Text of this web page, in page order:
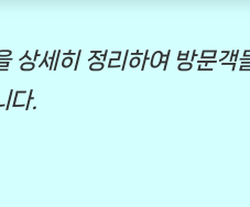
상세히 정리하여 방문객
다.